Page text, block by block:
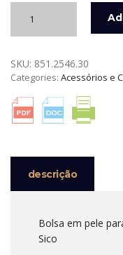
BOLSA
PELE
PARA
DE
CHEFE
SKU: 851.2546.30
Categories: Acessórios e
descrição
Bolsa em pele
Sico